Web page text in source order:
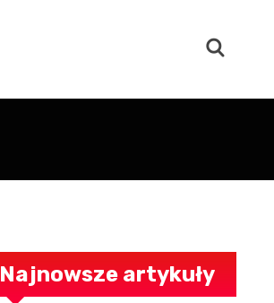
Najnowsze artykuły